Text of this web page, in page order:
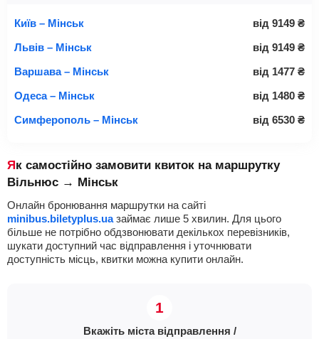
Київ – Мінськ від 9149 ₴
Львів – Мінськ
від 9149 ₴
Варшава – Мінськ
від 1477 ₴
Одеса – Мінськ
від 1480 ₴
Симферополь – Мінськ
від 6530 ₴
Як самостійно замовити квиток на маршрутку
Вільнюс → Мінськ
Онлайн бронювання маршрутки на сайті
minibus.biletyplus.uaзаймає лише 5 хвилин. Для цього
більше не потрібно обдзвонювати декількох перевізників,
шукати доступний час відправлення і уточнювати
доступність місць, квитки можна купити онлайн.
Вкажіть міста відправлення /